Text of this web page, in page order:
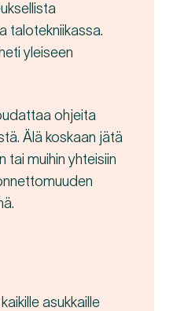
talotekniikassa.
yleiseen
ohjeita
Älä koskaan jätä
tai muihin yhteisiin
asukkaille